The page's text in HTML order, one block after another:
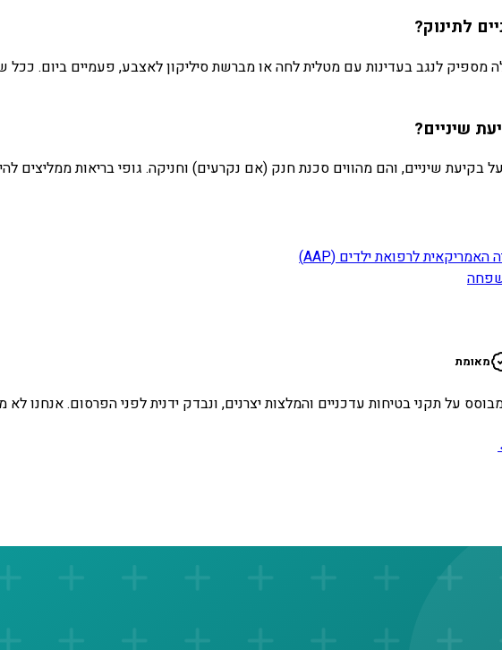
לתינוק?
לנגב בעדינות עם מטלית לחה או מברשת סיליקון לאצבע, פעמיים ביום. ככל
שיניים?
שיניים, והם מהווים סכנת חנק (אם נקרעים) וחניקה. גופי בריאות ממליצים
מאומת
על תקני בטיחות עדכניים והמלצות יצרנים, ונבדק ידנית לפני הפרסום. אנחנו